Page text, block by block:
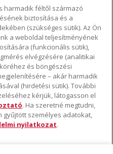
harmadik féltől származó
biztosítása és a
(szükséges sütik). Az Ön
a weboldal teljesítményének
(funkcionális sütik),
elvégzésére (analitikai
és böngészési
– akár harmadik
(hirdetési sütik). További
kérjük, látogasson el
. Ha szeretné megtudni,
gyűjtött személyes adatokat,
nyilatkozat.